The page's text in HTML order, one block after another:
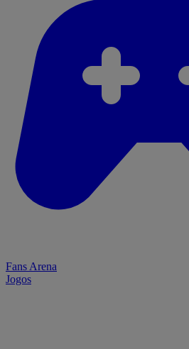
Fans Arena
Jogos